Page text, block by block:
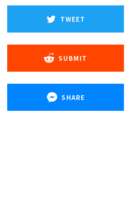
TWEET
SUBMIT
SHARE